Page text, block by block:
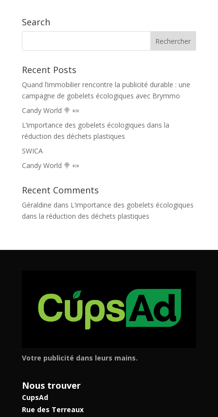
Search
Recent Posts
Quand l’immobilier rencontre la publicité durable : une
campagne de gobelets écologiques avec Brymmo
Candy World 🍭 🍬
L’importance des gobelets écologiques dans la
réduction des déchets plastiques
SWICA
Candy World 🍭 🍬
Recent Comments
Géraldine dans L’importance des gobelets écologiques
dans la réduction des déchets plastiques
Votre publicité dans leurs mains.
Nous trouver
CupsAd
Rue des Terreaux